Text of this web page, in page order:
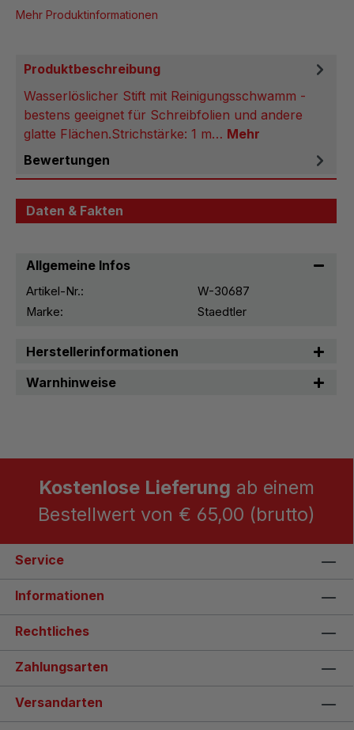
Mehr Produktinformationen
Produktbeschreibung
Wasserlöslicher Stift mit Reinigungsschwamm -
bestens geeignet für Schreibfolien und andere
glatte Flächen.Strichstärke: 1 m… Mehr
Bewertungen
Daten & Fakten
Allgemeine Infos
Artikel-Nr.:
W-30687
Marke:
Staedtler
Herstellerinformationen
Warnhinweise
Kostenlose Lieferung ab einem
Bestellwert von € 65,00 (brutto)
Service
Informationen
Rechtliches
Zahlungsarten
Versandarten